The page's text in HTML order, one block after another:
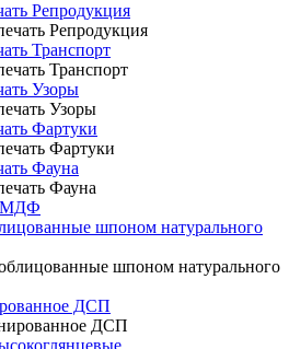
Репродукция
Транспорт
Узоры
Фартуки
Фауна
МДФ
шпоном натурального
ДСП